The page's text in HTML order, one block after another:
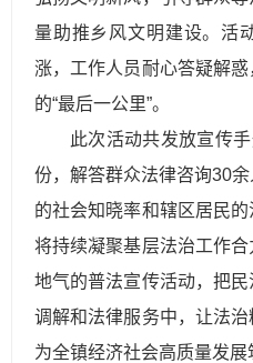
量助推乡风文明建设。活
涨，工作人员耐心答疑解
的“最后一公里”。
此次活动共发放宣传
份，解答群众法律咨询30
的社会知晓率和辖区居民
将持续凝聚基层法治工作
地气的普法宣传活动，把
调解和法律服务中，让法治
为全镇经济社会高质量发展